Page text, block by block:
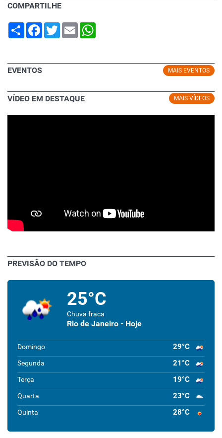
COMPARTILHE
Share Facebook
TwitterEmail
MAIS EVENTOS
EVENTOS
MAIS VÍDEOS
VÍDEO EM DESTAQUE
PREVISÃO DO TEMPO
25°C
Chuva fraca
Rio de Janeiro - Hoje
Domingo 29°C
Segunda 21°C
Terça 19°C
Quarta 23°C
Quinta 28°C